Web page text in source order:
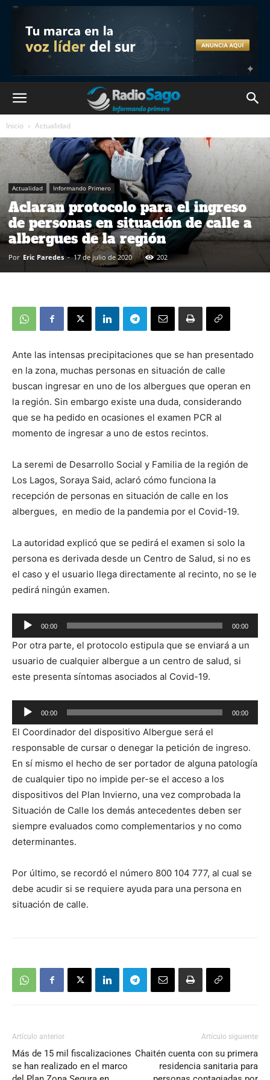
Inicio Actualidad
Actualidad Informando Primero
Aclaran protocolo para el ingreso
de personas en situación de calle a
albergues de la región
Por Eric Paredes - 17 de julio de 2020 202
Ante las intensas precipitaciones que se han presentado
en la zona, muchas personas en situación de calle
buscan ingresar en uno de los albergues que operan en
la región. Sin embargo existe una duda, considerando
que se ha pedido en ocasiones el examen PCR al
momento de ingresar a uno de estos recintos.
La seremi de Desarrollo Social y Familia de la región de
Los Lagos, Soraya Said, aclaró cómo funciona la
recepción de personas en situación de calle en los
albergues, en medio de la pandemia por el Covid-19.
La autoridad explicó que se pedirá el examen si solo la
persona es derivada desde un Centro de Salud, si no es
el caso y el usuario llega directamente al recinto, no se le
pedirá ningún examen.
Reproductor
de
audio
00:00 00:00
Por otra parte, el protocolo estipula que se enviará a un
usuario de cualquier albergue a un centro de salud, si
este presenta síntomas asociados al Covid-19.
Reproductor
de
audio
00:00 00:00
El Coordinador del dispositivo Albergue será el
responsable de cursar o denegar la petición de ingreso.
En sí mismo el hecho de ser portador de alguna patología
de cualquier tipo no impide per-se el acceso a los
dispositivos del Plan Invierno, una vez comprobada la
Situación de Calle los demás antecedentes deben ser
siempre evaluados como complementarios y no como
determinantes.
Por último, se recordó el número 800 104 777, al cual se
debe acudir si se requiere ayuda para una persona en
situación de calle.
Artículo anterior
Más de 15 mil fiscalizaciones
se han realizado en el marco
Artículo siguiente
Chaitén cuenta con su primera
residencia sanitaria para